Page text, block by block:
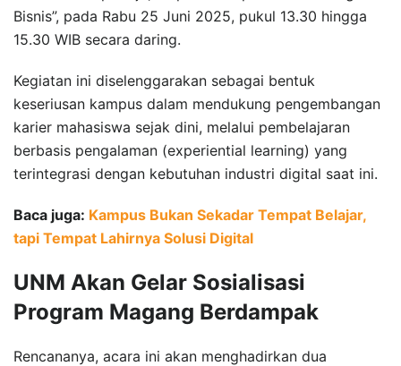
Bisnis”, pada Rabu 25 Juni 2025, pukul 13.30 hingga
15.30 WIB secara daring.
Kegiatan ini diselenggarakan sebagai bentuk
keseriusan kampus dalam mendukung pengembangan
karier mahasiswa sejak dini, melalui pembelajaran
berbasis pengalaman (experiential learning) yang
terintegrasi dengan kebutuhan industri digital saat ini.
Baca juga: Kampus Bukan Sekadar Tempat Belajar,
tapi Tempat Lahirnya Solusi Digital
UNM Akan Gelar Sosialisasi
Program Magang Berdampak
Rencananya, acara ini akan menghadirkan dua